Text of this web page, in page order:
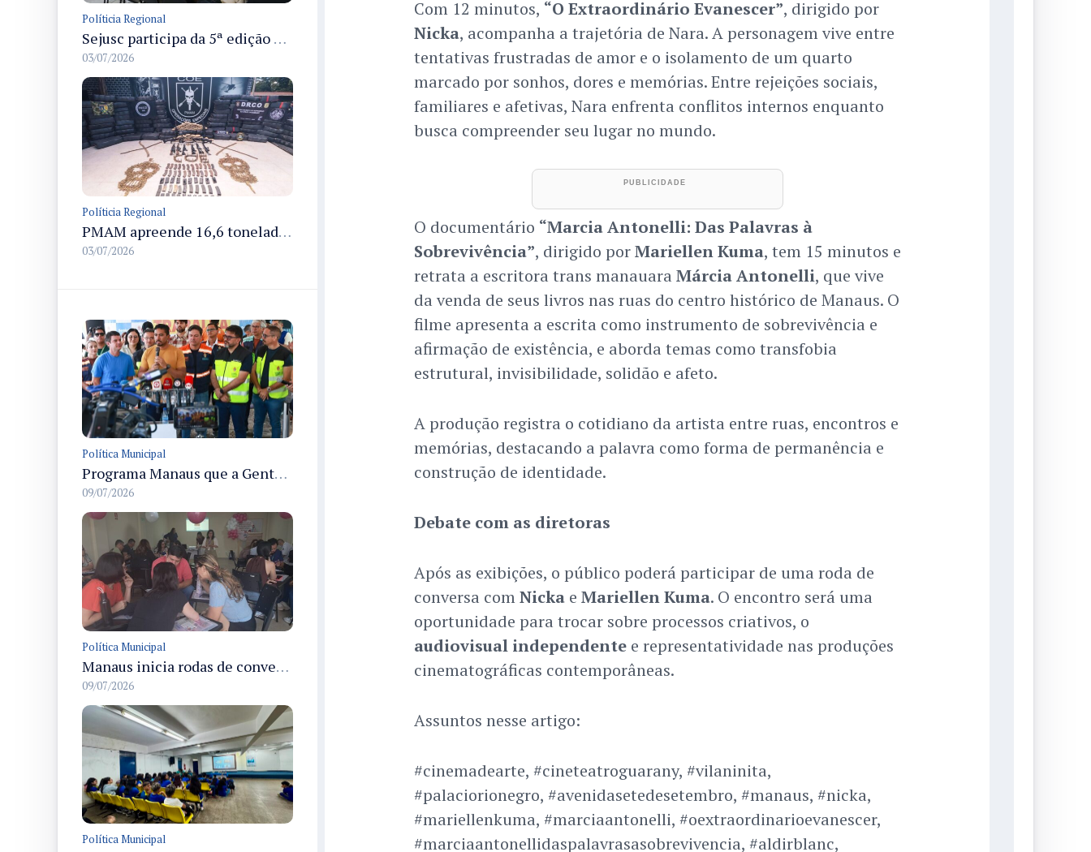
Políticia Regional
Sejusc participa da 5ª edição do Caminhos Literários com foco na cultura hip-hop nas unidades socioeducativas
03/07/2026
Políticia Regional
PMAM apreende 16,6 toneladas de entorpecentes e registra aumento nas prisões em flagrante e nas capturas de foragidos no primeiro semestre de 2026
03/07/2026
Política Municipal
Programa Manaus que a Gente Cuida leva serviços públicos integrados ao bairro Santa Etelvina em mutirão
09/07/2026
Política Municipal
Manaus inicia rodas de conversa da operação Mulher Segura com profissionais de saúde nas unidades de atenção
09/07/2026
Política Municipal
Com 12 minutos, “O Extraordinário Evanescer”, dirigido por
Nicka, acompanha a trajetória de Nara. A personagem vive entre
tentativas frustradas de amor e o isolamento de um quarto
marcado por sonhos, dores e memórias. Entre rejeições sociais,
familiares e afetivas, Nara enfrenta conflitos internos enquanto
busca compreender seu lugar no mundo.
O documentário “Marcia Antonelli: Das Palavras à
Sobrevivência”, dirigido porMariellen Kuma, tem 15 minutos e
retrata a escritora trans manauara Márcia Antonelli, que vive
da venda de seus livros nas ruas do centro histórico de Manaus. O
filme apresenta a escrita como instrumento de sobrevivência e
afirmação de existência, e aborda temas como transfobia
estrutural, invisibilidade, solidão e afeto.
A produção registra o cotidiano da artista entre ruas, encontros e
memórias, destacando a palavra como forma de permanência e
construção de identidade.
Debate com as diretoras
Após as exibições, o público poderá participar de uma roda de
conversa comNickae Mariellen Kuma. O encontro será uma
oportunidade para trocar sobre processos criativos, o
audiovisual independentee representatividade nas produções
cinematográficas contemporâneas.
Assuntos nesse artigo:
#cinemadearte, #cineteatroguarany, #vilaninita,
#palaciorionegro, #avenidasetedesetembro, #manaus, #nicka,
#mariellenkuma, #marciaantonelli, #oextraordinarioevanescer,
#marciaantonellidaspalavrasasobrevivencia, #aldirblanc,